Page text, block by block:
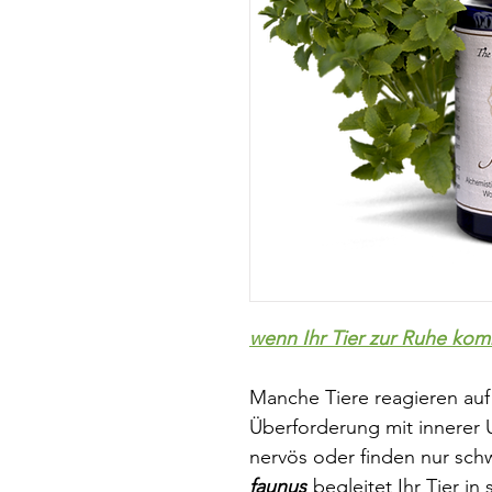
wenn Ihr Tier zur Ruhe
Manche Tiere reagieren
Überforderung mit innerer
nervös oder finden nur
faunus begleitet Ihr Tier in